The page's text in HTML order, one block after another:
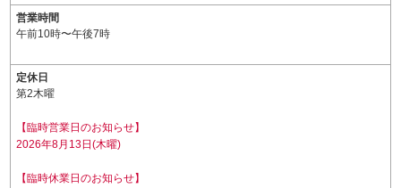
営業時間
午前10時〜午後7時
定休日
第2木曜
【臨時営業日のお知らせ】
2026年8月13日(木曜)
【臨時休業日のお知らせ】